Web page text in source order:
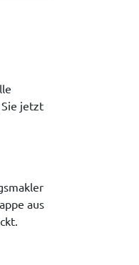
jetzt
aus